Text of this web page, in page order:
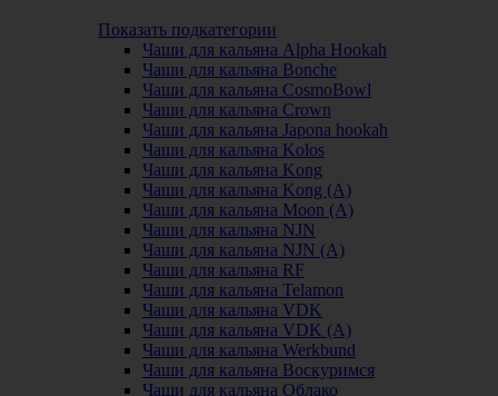
Показать подкатегории
Чаши для кальяна Alpha Hookah
Чаши для кальяна Bonche
Чаши для кальяна CosmoBowl
Чаши для кальяна Crown
Чаши для кальяна Japona hookah
Чаши для кальяна Kolos
Чаши для кальяна Kong
Чаши для кальяна Kong (A)
Чаши для кальяна Moon (А)
Чаши для кальяна NJN
Чаши для кальяна NJN (А)
Чаши для кальяна RF
Чаши для кальяна Telamon
Чаши для кальяна VDK
Чаши для кальяна VDK (А)
Чаши для кальяна Werkbund
Чаши для кальяна Воскуримся
Чаши для кальяна Облако